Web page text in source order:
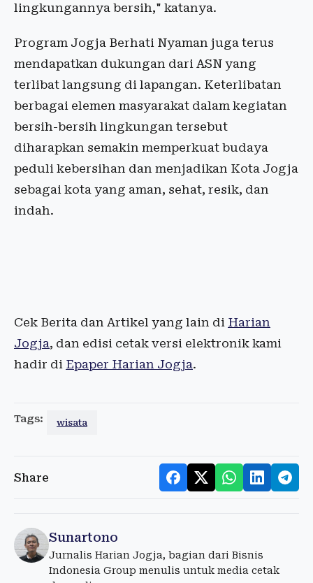
lingkungannya bersih," katanya.
Program Jogja Berhati Nyaman juga terus
mendapatkan dukungan dari ASN yang
terlibat langsung di lapangan. Keterlibatan
berbagai elemen masyarakat dalam kegiatan
bersih-bersih lingkungan tersebut
diharapkan semakin memperkuat budaya
peduli kebersihan dan menjadikan Kota Jogja
sebagai kota yang aman, sehat, resik, dan
indah.
Cek Berita dan Artikel yang lain di Harian
Jogja, dan edisi cetak versi elektronik kami
hadir di Epaper Harian Jogja.
Tags: wisata
Share
Sunartono
Jurnalis Harian Jogja, bagian dari Bisnis
Indonesia Group menulis untuk media cetak